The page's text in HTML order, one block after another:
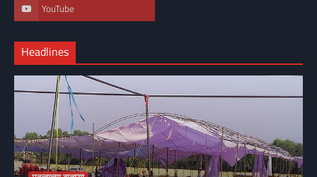
YouTube
Headlines